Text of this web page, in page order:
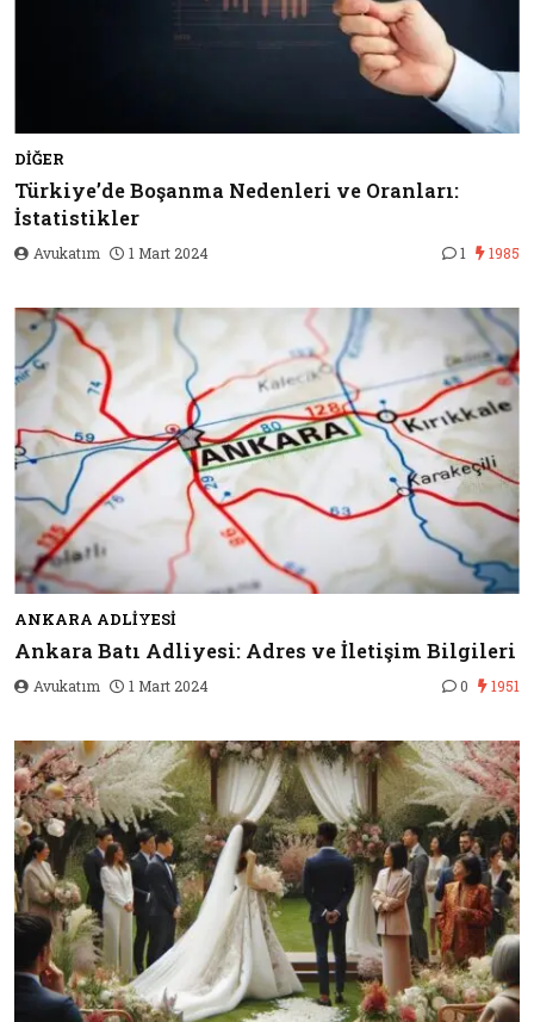
DIĞER
Türkiye’de Boşanma Nedenleri ve Oranları:
İstatistikler
Avukatım 1 Mart 2024 1 1985
ANKARA ADLIYESI
Ankara Batı Adliyesi: Adres ve İletişim Bilgileri
Avukatım 1 Mart 2024 0 1951